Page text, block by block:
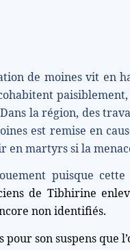
de moines vit en
la région, des
est remise en
martyrs si la
puisque
de Tibhirine
non identifiés.
pour son suspens que